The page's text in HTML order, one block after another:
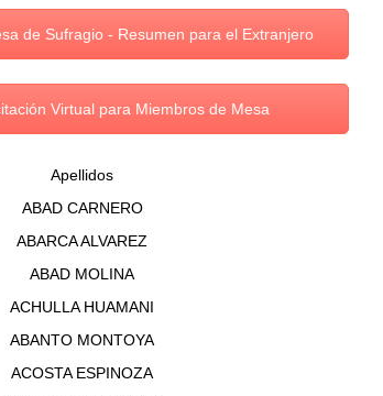
de Sufragio - Resumen para el Extranjero
Virtual para Miembros de Mesa
Apellidos
ABAD CARNERO
ABARCA ALVAREZ
ABAD MOLINA
ACHULLA HUAMANI
ABANTO MONTOYA
ACOSTA ESPINOZA